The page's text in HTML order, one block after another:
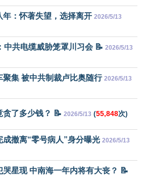
年：怀著失望，选择离开 2026/5/13
中共电缆威胁笼罩川习会 📝 2026/5/13
聚集 被中共制裁卢比奥随行 2026/5/13
了多少钱？ 📝 2026/5/13 (55,848次)
撤离“零号病人”身分曝光 2026/5/13
星现 中南海一年内将有大丧？ 📝